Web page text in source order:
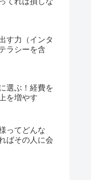
す力（インタ
ラシーを含
選ぶ！経費を
を増やす
ってどんな
ばその人に会